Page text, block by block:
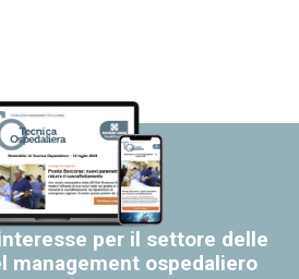
per il settore delle
management ospedaliero